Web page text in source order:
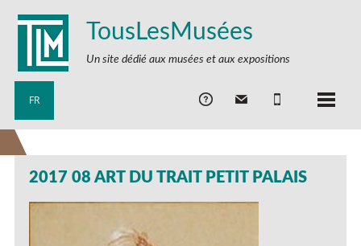
TousLesMusées
Un site dédié aux musées et aux expositions
FR
2017 08 ART DU TRAIT PETIT PALAIS